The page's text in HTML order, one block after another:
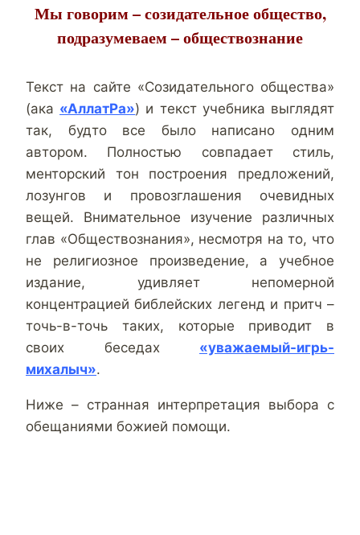
Мы говорим – созидательное общество,
подразумеваем – обществознание
Текст на сайте «Созидательного общества»
(ака «АллатРа») и текст учебника выглядят
так, будто все было написано одним
автором. Полностью совпадает стиль,
менторский тон построения предложений,
лозунгов и провозглашения очевидных
вещей. Внимательное изучение различных
глав «Обществознания», несмотря на то, что
не религиозное произведение, а учебное
издание, удивляет непомерной
концентрацией библейских легенд и притч –
точь-в-точь таких, которые приводит в
своих беседах «уважаемый-игрь-
михалыч».
Ниже – странная интерпретация выбора с
обещаниями божией помощи.